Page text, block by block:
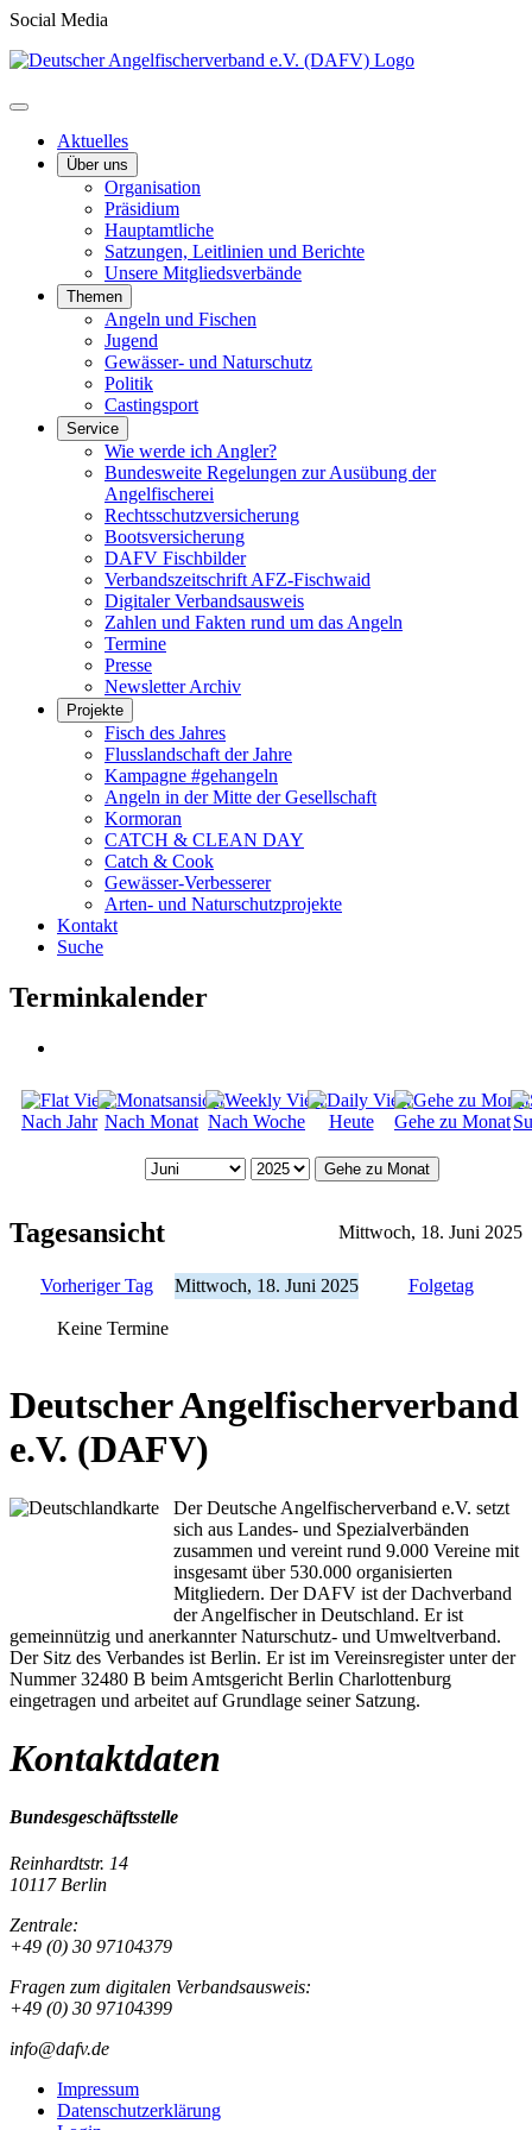
Social Media
Aktuelles
Über uns
Organisation
Präsidium
Hauptamtliche
Satzungen, Leitlinien und Berichte
Unsere Mitgliedsverbände
Themen
Angeln und Fischen
Jugend
Gewässer- und Naturschutz
Politik
Castingsport
Service
Wie werde ich Angler?
Bundesweite Regelungen zur Ausübung der
Angelfischerei
Rechtsschutzversicherung
Bootsversicherung
DAFV Fischbilder
Verbandszeitschrift AFZ-Fischwaid
Digitaler Verbandsausweis
Zahlen und Fakten rund um das Angeln
Termine
Presse
Newsletter Archiv
Projekte
Fisch des Jahres
Flusslandschaft der Jahre
Kampagne #gehangeln
Angeln in der Mitte der Gesellschaft
Kormoran
CATCH & CLEAN DAY
Catch & Cook
Gewässer-Verbesserer
Arten- und Naturschutzprojekte
Kontakt
Suche
Terminkalender
Nach Jahr Nach Monat Nach Woche Heute Gehe zu Monat
Gehe zu Monat
Tagesansicht Mittwoch, 18. Juni 2025
Vorheriger Tag Mittwoch, 18. Juni 2025 Folgetag
Keine Termine
Deutscher Angelfischerverband
e.V. (DAFV)
Der Deutsche Angelfischerverband e.V. setzt
sich aus Landes- und Spezialverbänden
zusammen und vereint rund 9.000 Vereine mit
insgesamt über 530.000 organisierten
Mitgliedern. Der DAFV ist der Dachverband
der Angelfischer in Deutschland. Er ist
gemeinnützig und anerkannter Naturschutz- und Umweltverband.
Der Sitz des Verbandes ist Berlin. Er ist im Vereinsregister unter der
Nummer 32480 B beim Amtsgericht Berlin Charlottenburg
eingetragen und arbeitet auf Grundlage seiner Satzung.
Kontaktdaten
Bundesgeschäftsstelle
Reinhardtstr. 14
10117 Berlin
Zentrale:
+49 (0) 30 97104379
Fragen zum digitalen Verbandsausweis:
+49 (0) 30 97104399
info@dafv.de
Impressum
Datenschutzerklärung